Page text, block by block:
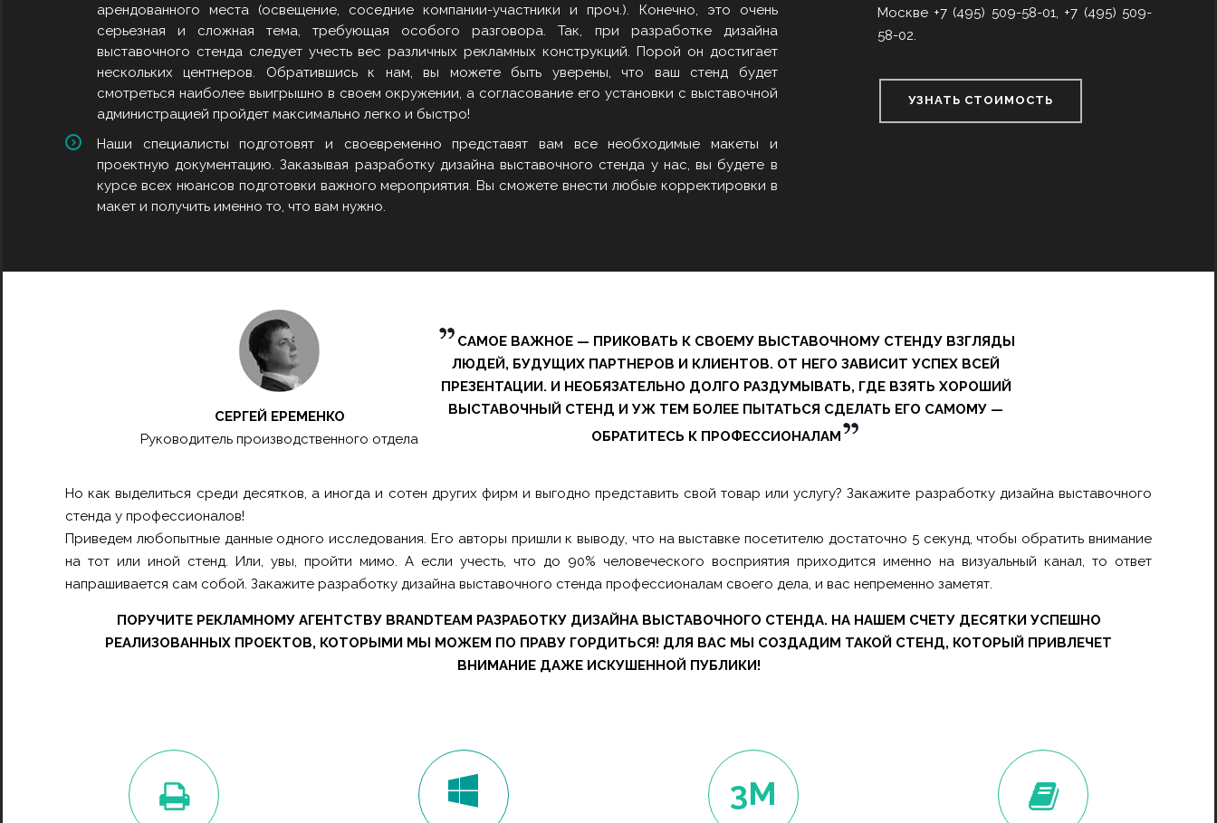
арендованного места (освещение, соседние компании-участники и проч.). Конечно, это очень
серьезная и сложная тема, требующая особого разговора. Так, при разработке дизайна
выставочного стенда следует учесть вес различных рекламных конструкций. Порой он достигает
нескольких центнеров. Обратившись к нам, вы можете быть уверены, что ваш стенд будет
смотреться наиболее выигрышно в своем окружении, а согласование его установки с выставочной
администрацией пройдет максимально легко и быстро!
Наши специалисты подготовят и своевременно представят вам все необходимые макеты и
проектную документацию. Заказывая разработку дизайна выставочного стенда у нас, вы будете в
курсе всех нюансов подготовки важного мероприятия. Вы сможете внести любые корректировки в
макет и получить именно то, что вам нужно.
Москве +7 (495) 509-58-01, +7 (495) 509-
58-02.
УЗНАТЬ СТОИМОСТЬ
СЕРГЕЙ ЕРЕМЕНКО
Руководитель производственного отдела
САМОЕ ВАЖНОЕ — ПРИКОВАТЬ К СВОЕМУ ВЫСТАВОЧНОМУ СТЕНДУ ВЗГЛЯДЫ
ЛЮДЕЙ, БУДУЩИХ ПАРТНЕРОВ И КЛИЕНТОВ. ОТ НЕГО ЗАВИСИТ УСПЕХ ВСЕЙ
ПРЕЗЕНТАЦИИ. И НЕОБЯЗАТЕЛЬНО ДОЛГО РАЗДУМЫВАТЬ, ГДЕ ВЗЯТЬ ХОРОШИЙ
ВЫСТАВОЧНЫЙ СТЕНД И УЖ ТЕМ БОЛЕЕ ПЫТАТЬСЯ СДЕЛАТЬ ЕГО САМОМУ —
ОБРАТИТЕСЬ К ПРОФЕССИОНАЛАМ
Но как выделиться среди десятков, а иногда и сотен других фирм и выгодно представить свой товар или услугу? Закажите разработку дизайна выставочного
стенда у профессионалов!
Приведем любопытные данные одного исследования. Его авторы пришли к выводу, что на выставке посетителю достаточно 5 секунд, чтобы обратить внимание
на тот или иной стенд. Или, увы, пройти мимо. А если учесть, что до 90% человеческого восприятия приходится именно на визуальный канал, то ответ
напрашивается сам собой. Закажите разработку дизайна выставочного стенда профессионалам своего дела, и вас непременно заметят.
ПОРУЧИТЕ РЕКЛАМНОМУ АГЕНТСТВУ BRANDTEAM РАЗРАБОТКУ ДИЗАЙНА ВЫСТАВОЧНОГО СТЕНДА. НА НАШЕМ СЧЕТУ ДЕСЯТКИ УСПЕШНО
РЕАЛИЗОВАННЫХ ПРОЕКТОВ, КОТОРЫМИ МЫ МОЖЕМ ПО ПРАВУ ГОРДИТЬСЯ! ДЛЯ ВАС МЫ СОЗДАДИМ ТАКОЙ СТЕНД, КОТОРЫЙ ПРИВЛЕЧЕТ
ВНИМАНИЕ ДАЖЕ ИСКУШЕННОЙ ПУБЛИКИ!
3M